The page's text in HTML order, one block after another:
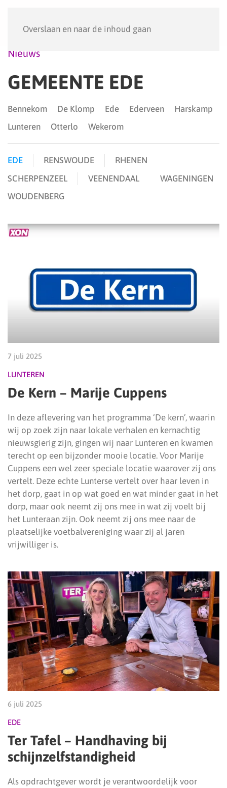
Overslaan en naar de inhoud gaan
Nieuws
GEMEENTE EDE
Bennekom De Klomp Ede Ederveen
Harskamp
Lunteren
Otterlo Wekerom
EDE RENSWOUDE
RHENEN
SCHERPENZEEL
VEENENDAAL
WAGENINGEN
WOUDENBERG
7 juli 2025
LUNTEREN
De Kern – Marije Cuppens
In deze aflevering van het programma ‘De kern’, waarin
wij op zoek zijn naar lokale verhalen en kernachtig
nieuwsgierig zijn, gingen wij naar Lunteren en kwamen
terecht op een bijzonder mooie locatie. Voor Marije
Cuppens een wel zeer speciale locatie waarover zij ons
vertelt. Deze echte Lunterse vertelt over haar leven in
het dorp, gaat in op wat goed en wat minder gaat in het
dorp, maar ook neemt zij ons mee in wat zij voelt bij
het Lunteraan zijn. Ook neemt zij ons mee naar de
plaatselijke voetbalvereniging waar zij al jaren
vrijwilliger is.
6 juli 2025
EDE
Ter Tafel – Handhaving bij
schijnzelfstandigheid
Als opdrachtgever wordt je verantwoordelijk voor